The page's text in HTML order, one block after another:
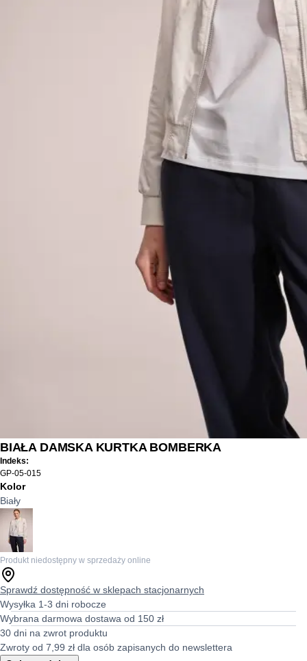
BIAŁA DAMSKA KURTKA BOMBERKA
Indeks:
GP-05-015
Kolor
Biały
Produkt niedostępny w sprzedaży online
Sprawdź dostępność w sklepach stacjonarnych
Wysyłka 1-3 dni robocze
Wybrana darmowa dostawa od 150 zł
30 dni na zwrot produktu
Zwroty od 7,99 zł dla osób zapisanych do newslettera